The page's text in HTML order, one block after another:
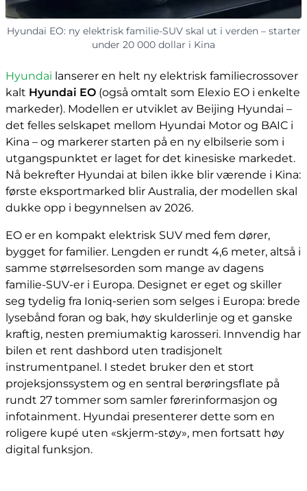
Hyundai EO: ny elektrisk familie-SUV skal ut i verden – starter
under 20 000 dollar i Kina
Hyundai lanserer en helt ny elektrisk familiecrossover
kalt Hyundai EO (også omtalt som Elexio EO i enkelte
markeder). Modellen er utviklet av Beijing Hyundai –
det felles selskapet mellom Hyundai Motor og BAIC i
Kina – og markerer starten på en ny elbilserie som i
utgangspunktet er laget for det kinesiske markedet.
Nå bekrefter Hyundai at bilen ikke blir værende i Kina:
første eksportmarked blir Australia, der modellen skal
dukke opp i begynnelsen av 2026.
EO er en kompakt elektrisk SUV med fem dører,
bygget for familier. Lengden er rundt 4,6 meter, altså i
samme størrelsesorden som mange av dagens
familie-SUV-er i Europa. Designet er eget og skiller
seg tydelig fra Ioniq-serien som selges i Europa: brede
lysebånd foran og bak, høy skulderlinje og et ganske
kraftig, nesten premiumaktig karosseri. Innvendig har
bilen et rent dashbord uten tradisjonelt
instrumentpanel. I stedet bruker den et stort
projeksjonssystem og en sentral berøringsflate på
rundt 27 tommer som samler førerinformasjon og
infotainment. Hyundai presenterer dette som en
roligere kupé uten «skjerm-støy», men fortsatt høy
digital funksjon.